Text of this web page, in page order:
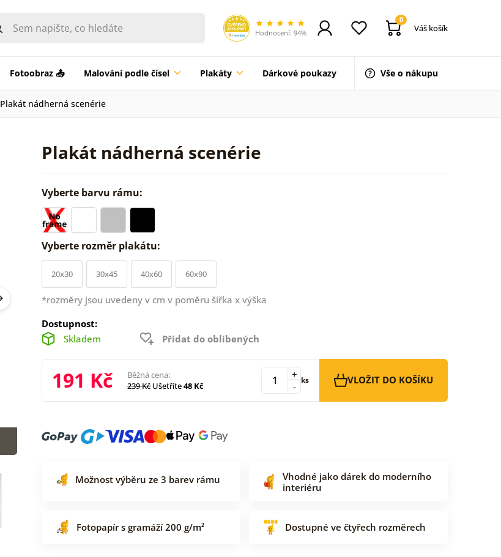
Hodnocení: 94%
0
Váš košík
Fotoobraz 📤 Malování podle čísel Plakáty Dárkové poukazy Vše o nákupu
Plakát nádherná scenérie
Plakát nádherná scenérie
Vyberte barvu rámu:
Vyberte rozměr plakátu:
20x30 30x45 40x60 60x90
*rozměry jsou uvedeny v cm v poměru šířka x výška
Dostupnost:
Skladem
Přidat do oblíbených
191 Kč
Běžná cena:
239 Kč Ušetříte48 Kč -
+ ks VLOŽIT DO KOŠÍKU
Možnost výběru ze 3 barev rámu
Vhodné jako dárek do moderního
interiéru
Fotopapír s gramáží 200 g/m² Dostupné ve čtyřech rozměrech